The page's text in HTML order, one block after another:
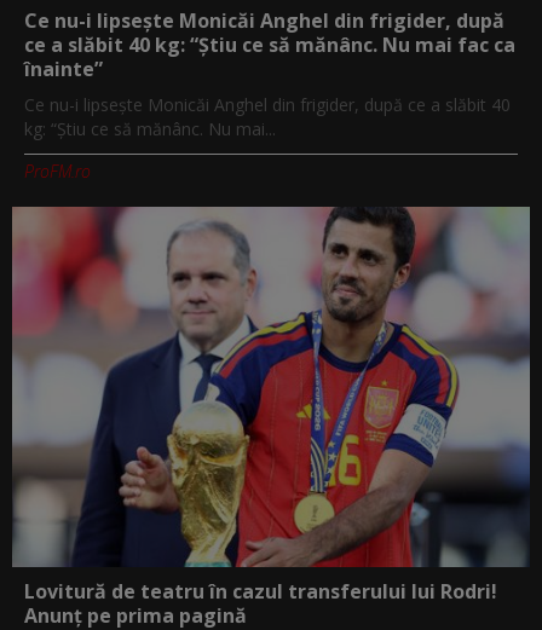
Ce nu-i lipsește Monicăi Anghel din frigider, după
ce a slăbit 40 kg: “Știu ce să mănânc. Nu mai fac ca
înainte”
Ce nu-i lipsește Monicăi Anghel din frigider, după ce a slăbit 40
kg: “Știu ce să mănânc. Nu mai...
ProFM.ro
Lovitură de teatru în cazul transferului lui Rodri!
Anunț pe prima pagină